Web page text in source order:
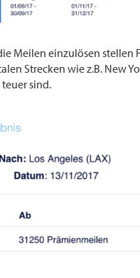
Meilen einzulösen stellen
Strecken wie z.B. New
sind.